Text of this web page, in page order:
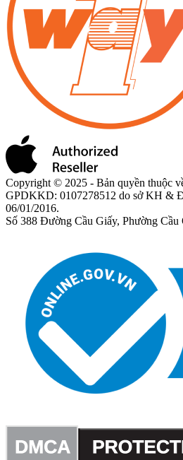
Copyright © 2025 - Bản quyền thuộc
GPDKKD: 0107278512 do sở KH &
06/01/2016.
Số 388 Đường Cầu Giấy, Phường